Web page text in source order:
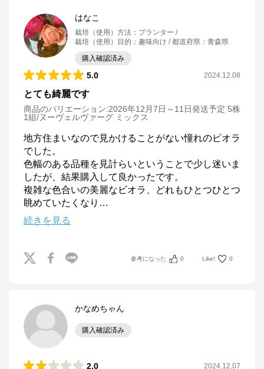
はなこ
栽培（使用）方法 ： プランター
栽培（使用）目的 ： 趣味向け 都道府県 ： 青森県
購入確認済み
5.0 2024.12.08
とても綺麗です
商品のバリエーション:2026年12月7日～11日発送予定 5株
1組/ヌーヴェルヴァーグ ミックス
地方住まいなので見かけることがない憧れのビオラ
でした。
色幅のある品種を見計らいということで少し迷いま
したが、結果購入して良かったです。
複雑な色合いの美麗なビオラ、どれもひとつひとつ
眺めていたくなり …
続きを見る
参考になった 0 Like! 0
かなめちゃん
購入確認済み
2.0 2024.12.07